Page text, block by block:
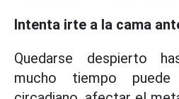
Intenta irte a la cama
Quedarse despierto
mucho tiempo